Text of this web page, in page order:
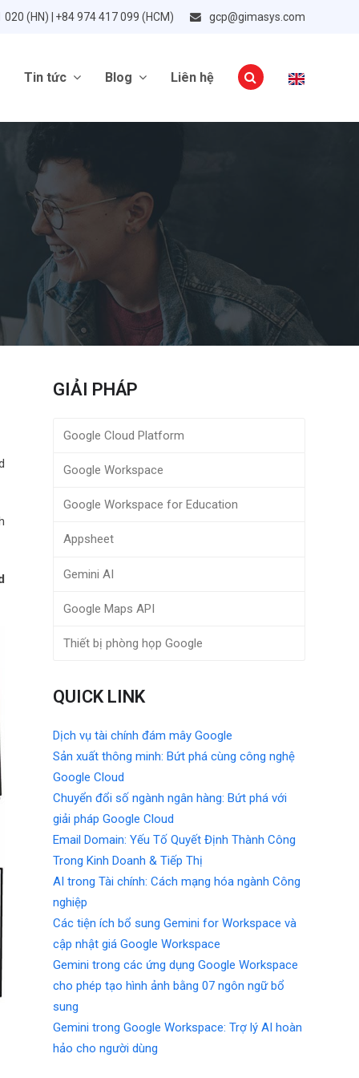
(HN) | +84 974 417 099 (HCM) gcp@gimasys.com
Tin tức Blog Liên hệ
GIẢI PHÁP
Google Cloud Platform
Google Workspace
Google Workspace for Education
Appsheet
Gemini AI
Google Maps API
Thiết bị phòng họp Google
QUICK LINK
Dịch vụ tài chính đám mây Google
Sản xuất thông minh: Bứt phá cùng công nghệ
Google Cloud
Chuyển đổi số ngành ngân hàng: Bứt phá với
giải pháp Google Cloud
Email Domain: Yếu Tố Quyết Định Thành Công
Trong Kinh Doanh & Tiếp Thị
AI trong Tài chính: Cách mạng hóa ngành Công
nghiệp
Các tiện ích bổ sung Gemini for Workspace và
cập nhật giá Google Workspace
Gemini trong các ứng dụng Google Workspace
cho phép tạo hình ảnh bằng 07 ngôn ngữ bổ
sung
Gemini trong Google Workspace: Trợ lý AI hoàn
hảo cho người dùng